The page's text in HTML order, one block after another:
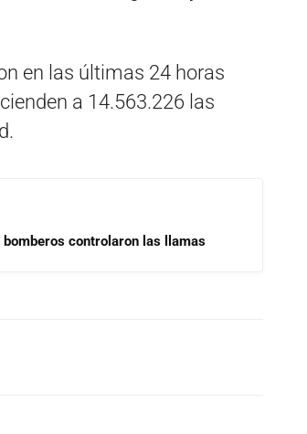
en las últimas 24 horas
a 14.563.226 las
controlaron las llamas